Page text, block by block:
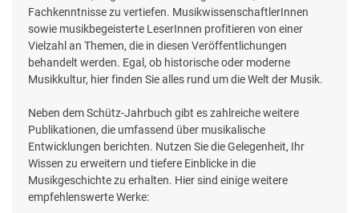
Fachkenntnisse zu vertiefen. MusikwissenschaftlerInnen
sowie musikbegeisterte LeserInnen profitieren von einer
Vielzahl an Themen, die in diesen Veröffentlichungen
behandelt werden. Egal, ob historische oder moderne
Musikkultur, hier finden Sie alles rund um die Welt der Musik.
Neben dem Schütz-Jahrbuch gibt es zahlreiche weitere
Publikationen, die umfassend über musikalische
Entwicklungen berichten. Nutzen Sie die Gelegenheit, Ihr
Wissen zu erweitern und tiefere Einblicke in die
Musikgeschichte zu erhalten. Hier sind einige weitere
empfehlenswerte Werke: